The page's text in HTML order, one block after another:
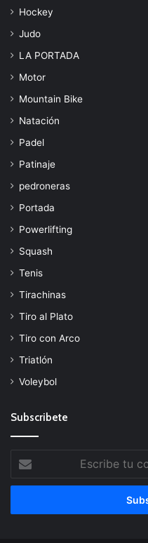
Hockey
Judo
LA PORTADA
Motor
Mountain Bike
Natación
Padel
Patinaje
pedroneras
Portada
Powerlifting
Squash
Tenis
Tirachinas
Tiro al Plato
Tiro con Arco
Triatlón
Voleybol
Subscribete
tu
correo